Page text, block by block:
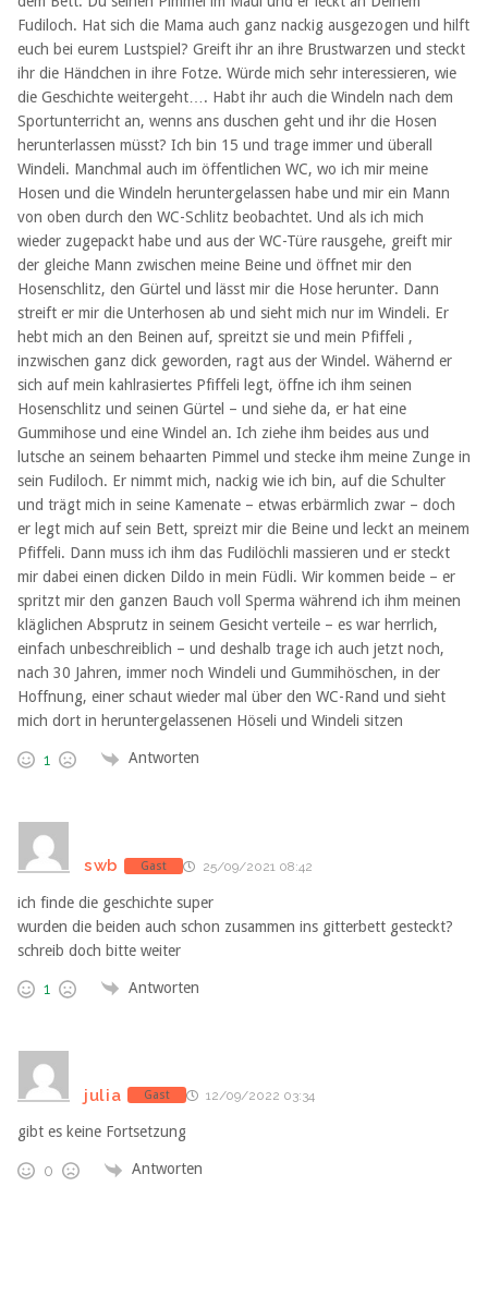
Fudiloch. Hat sich die Mama auch ganz nackig ausgezogen und hilft
euch bei eurem Lustspiel? Greift ihr an ihre Brustwarzen und steckt
ihr die Händchen in ihre Fotze. Würde mich sehr interessieren, wie
die Geschichte weitergeht…. Habt ihr auch die Windeln nach dem
Sportunterricht an, wenns ans duschen geht und ihr die Hosen
herunterlassen müsst? Ich bin 15 und trage immer und überall
Windeli. Manchmal auch im öffentlichen WC, wo ich mir meine
Hosen und die Windeln heruntergelassen habe und mir ein Mann
von oben durch den WC-Schlitz beobachtet. Und als ich mich
wieder zugepackt habe und aus der WC-Türe rausgehe, greift mir
der gleiche Mann zwischen meine Beine und öffnet mir den
Hosenschlitz, den Gürtel und lässt mir die Hose herunter. Dann
streift er mir die Unterhosen ab und sieht mich nur im Windeli. Er
hebt mich an den Beinen auf, spreitzt sie und mein Pfiffeli ,
inzwischen ganz dick geworden, ragt aus der Windel. Wähernd er
sich auf mein kahlrasiertes Pfiffeli legt, öffne ich ihm seinen
Hosenschlitz und seinen Gürtel – und siehe da, er hat eine
Gummihose und eine Windel an. Ich ziehe ihm beides aus und
lutsche an seinem behaarten Pimmel und stecke ihm meine Zunge in
sein Fudiloch. Er nimmt mich, nackig wie ich bin, auf die Schulter
und trägt mich in seine Kamenate – etwas erbärmlich zwar – doch
er legt mich auf sein Bett, spreizt mir die Beine und leckt an meinem
Pfiffeli. Dann muss ich ihm das Fudilöchli massieren und er steckt
mir dabei einen dicken Dildo in mein Füdli. Wir kommen beide – er
spritzt mir den ganzen Bauch voll Sperma während ich ihm meinen
kläglichen Absprutz in seinem Gesicht verteile – es war herrlich,
einfach unbeschreiblich – und deshalb trage ich auch jetzt noch,
nach 30 Jahren, immer noch Windeli und Gummihöschen, in der
Hoffnung, einer schaut wieder mal über den WC-Rand und sieht
mich dort in heruntergelassenen Höseli und Windeli sitzen
1 Antworten
swb Gast 25/09/2021 08:42
ich finde die geschichte super
wurden die beiden auch schon zusammen ins gitterbett gesteckt?
schreib doch bitte weiter
1 Antworten
julia Gast 12/09/2022 03:34
gibt es keine Fortsetzung
0 Antworten